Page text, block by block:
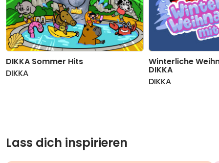
DIKKA Sommer Hits
DIKKA
Winterliche
DIKKA
DIKKA
Lass dich inspirieren